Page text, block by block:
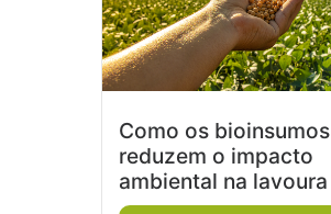
Como os bioinsumos
reduzem o impacto
ambiental na lavoura